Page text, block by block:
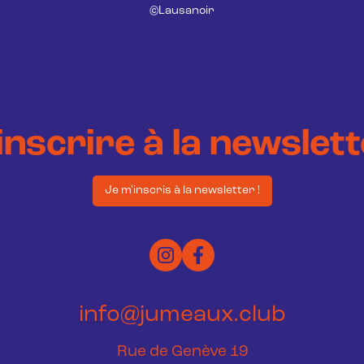
©Lausanoir
à la
Je m'inscris à la newsletter !
info@jumeaux.club
Rue de Genève 19